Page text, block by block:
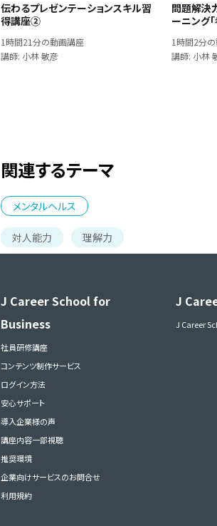
伝わるプレゼンテーションスキル習
得講座②
1時間21分の動画講座
講師: 小林 敏彦
問題解決
ーニング
1時間2分
講師: 小林
関連するテーマ
メンタルヘルス
対人能力 理解力
J Career School for
Business
社員研修講座
コンテンツ制作サービス
ログイン方法
安心サポート
導入企業様の声
講座内容一部視聴
推奨環境
企業向けサービスのお問合せ
利用規約
J
J Career